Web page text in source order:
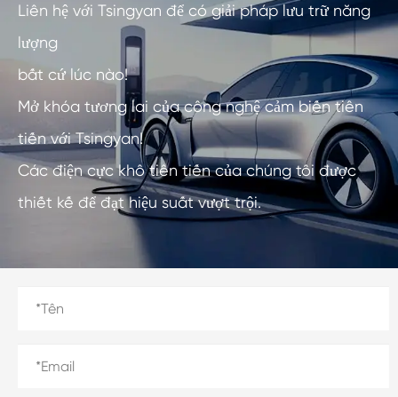
Liên hệ với Tsingyan để có giải pháp lưu trữ năng
lượng
bất cứ lúc nào!
Mở khóa tương lai của công nghệ cảm biến tiên
tiến với Tsingyan!
Các điện cực khô tiên tiến của chúng tôi được
thiết kế để đạt hiệu suất vượt trội.